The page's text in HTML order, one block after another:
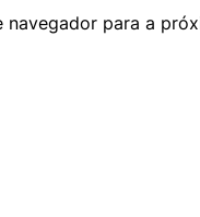
navegador para a